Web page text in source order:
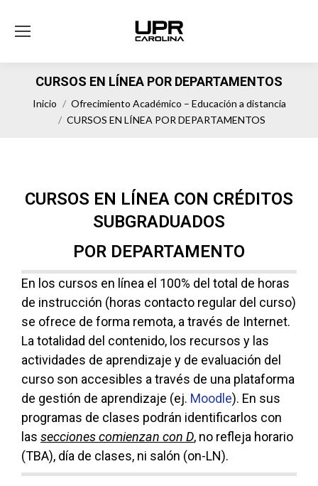
CURSOS EN LÍNEA POR DEPARTAMENTOS
Estás aquí:
Inicio
Ofrecimiento Académico – Educación a distancia
CURSOS EN LÍNEA POR DEPARTAMENTOS
CURSOS EN LÍNEA CON CRÉDITOS
SUBGRADUADOS
POR DEPARTAMENTO
En los cursos en línea el 100% del total de horas
de instrucción (horas contacto regular del curso)
se ofrece de forma remota, a través de Internet.
La totalidad del contenido, los recursos y las
actividades de aprendizaje y de evaluación del
curso son accesibles a través de una plataforma
de gestión de aprendizaje (ej. Moodle). En sus
programas de clases podrán identificarlos con
las secciones comienzan con D, no refleja horario
(TBA), día de clases, ni salón (on-LN).